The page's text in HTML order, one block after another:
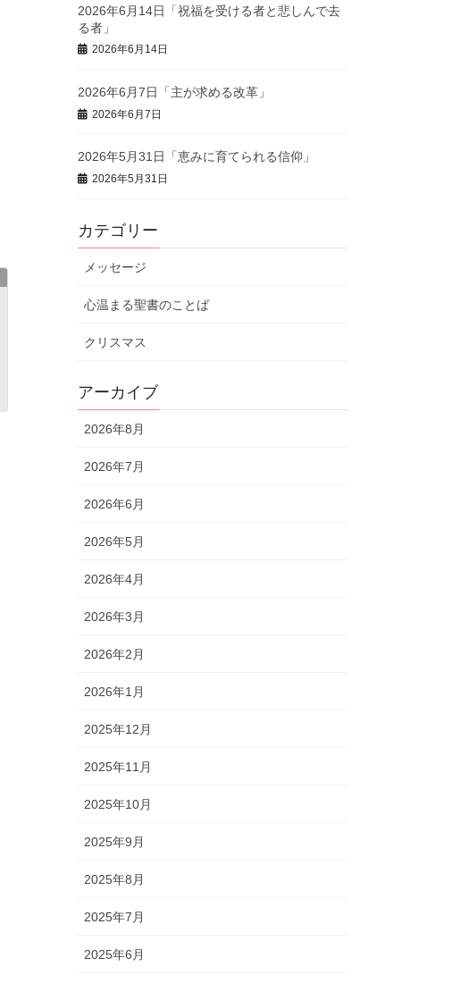
2026年6月14日「祝福を受ける者と悲しんで去
る者」
2026年6月14日
2026年6月7日「主が求める改革」
2026年6月7日
2026年5月31日「恵みに育てられる信仰」
2026年5月31日
カテゴリー
メッセージ
心温まる聖書のことば
クリスマス
アーカイブ
2026年8月
2026年7月
2026年6月
2026年5月
2026年4月
2026年3月
2026年2月
2026年1月
2025年12月
2025年11月
2025年10月
2025年9月
2025年8月
2025年7月
2025年6月